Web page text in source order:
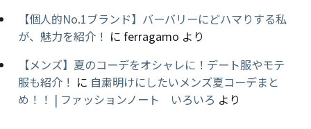
【個人的No.1ブランド】バーバリーにどハマりする私
が、魅力を紹介！ に ferragamo より
【メンズ】夏のコーデをオシャレに！デート服やモテ
服も紹介！ に 自粛明けにしたいメンズ夏コーデまと
め！！ | ファッションノート いろいろ より